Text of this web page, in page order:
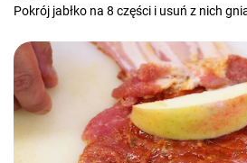
Pokrój jabłko na 8 części i usuń z nich